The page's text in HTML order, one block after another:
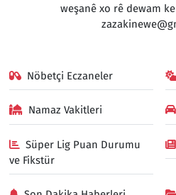
weşanê xo rê dewam
Nöbetçi Eczaneler
Namaz Vakitleri
Süper Lig Puan Durumu
ve Fikstür